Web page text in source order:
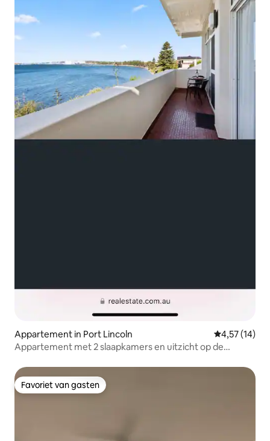
Appartement in Port Lincoln Gemiddelde
4,57 (14)
Appartement met 2 slaapkamers en uitzicht op de
Favoriet van gasten
Favoriet van gasten